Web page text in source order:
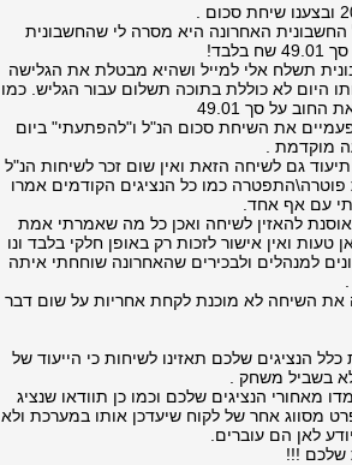
האחרונה היא מסרה לי שהחשבונית
תשלח אלי למייל ושהיא מבטלת את הגלישה
היום לא כוללת בתוכה תשלום עבור הגליש. כמו
על סך 49.01
לציין שבצעתי מולה לפחות כ 3 פעמיים את השיחת סכום הנ"ל ו"להפתעתי" ביום
גם לשיחה הזאת ואין שום זכר לשיחות הנ"ל
כמו כל הנציגים הקודמים אמרו
עם אף אחד.
בשם אוסנת להאזין לשיחה ואכן כל מה שאמרתי אמת
ואין אישור לזכות רק באופן חלקי בלבד ונו
למנהלים ולבכירים שהאחרונה שוחחתי איתה
השיחה לא מוכנת לקחת אחריות על שום דבר
הנציגים שלכם תאזינו לשיחות כי הייעוד של
בשביל משחק .
מאחורי הנציגים שלכם וכמו כן תוודאו שנציג
מסווג אחר של לקוח שיעדכן אותו במערכת ולא
לאן הם עוברים.
שלכם !!!